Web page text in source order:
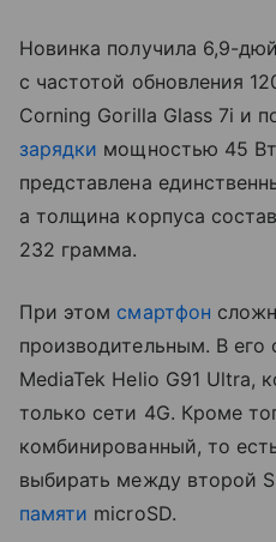
Новинка получила 6,9-
с частотой обновления
Corning Gorilla Glass 7i и
зарядки мощностью 45
представлена
а толщина корпуса
232 грамма.
При этом смартфон
производительным. В
MediaTek Helio G91 Ultra,
только сети 4G. Кроме
комбинированный, то
выбирать между второй
памяти microSD.